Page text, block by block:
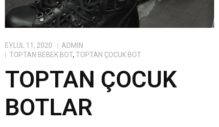
EYLÜL 11, 2020
ADMIN
TOPTAN BEBEK BOT, TOPTAN ÇOCUK BOT
TOPTAN ÇOCUK
BOTLAR